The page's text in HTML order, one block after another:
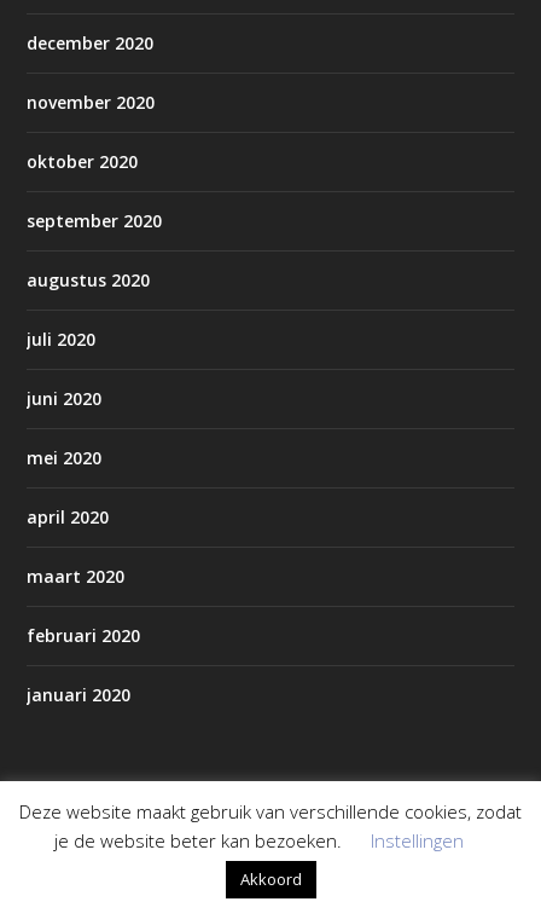
december 2020
november 2020
oktober 2020
september 2020
augustus 2020
juli 2020
juni 2020
mei 2020
april 2020
maart 2020
februari 2020
januari 2020
Pagina’s
AED’s in Staphorst/Rouveen
Deze website maakt gebruik van verschillende cookies, zodat
je de website beter kan bezoeken.
Instellingen
Akkoord